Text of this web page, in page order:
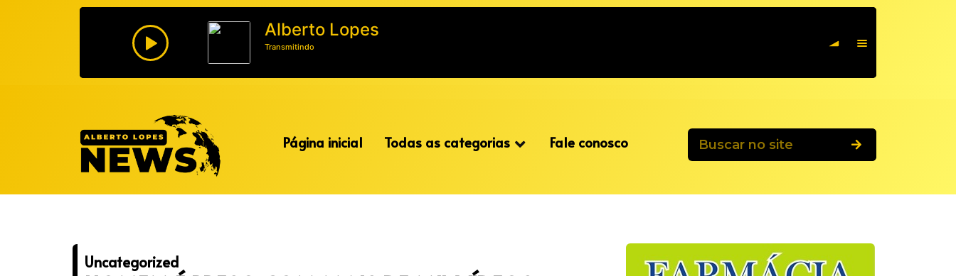
Alberto Lopes
Transmitindo
Página inicial Todas as categorias Fale conosco
Uncategorized